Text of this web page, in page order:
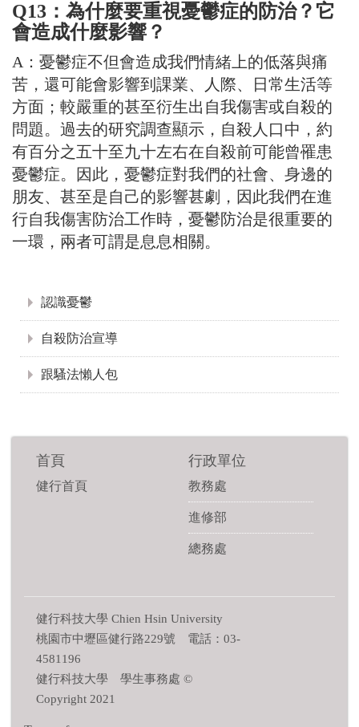
Q13：為什麼要重視憂鬱症的防治？它
會造成什麼影響？
A：憂鬱症不但會造成我們情緒上的低落與痛
苦，還可能會影響到課業、人際、日常生活等
方面；較嚴重的甚至衍生出自我傷害或自殺的
問題。過去的研究調查顯示，自殺人口中，約
有百分之五十至九十左右在自殺前可能曾罹患
憂鬱症。因此，憂鬱症對我們的社會、身邊的
朋友、甚至是自己的影響甚劇，因此我們在進
行自我傷害防治工作時，憂鬱防治是很重要的
一環，兩者可謂是息息相關。
認識憂鬱
自殺防治宣導
跟騷法懶人包
首頁
健行首頁
行政單位
教務處
進修部
總務處
健行科技大學 Chien Hsin University
桃園市中壢區健行路229號 電話：03-
4581196
健行科技大學 學生事務處 ©
Copyright 2021